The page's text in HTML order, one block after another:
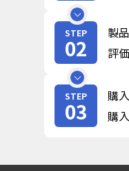
STEP
02
製
評
STEP
03
購入
購